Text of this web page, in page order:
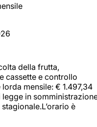
della frutta,
cassette e controllo
mensile: € 1.497,34
in
è